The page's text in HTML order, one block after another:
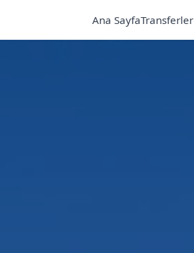
Ana SayfaTransferler